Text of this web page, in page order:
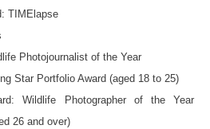
TIMElapse
Photojournalist of the Year
Star Portfolio Award (aged 18 to 25)
Wildlife Photographer of the Year
26 and over)